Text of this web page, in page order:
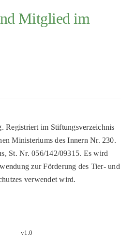
Mitglied im
Registriert im Stiftungsverzeichnis
Ministeriums des Innern Nr. 230.
St. Nr. 056/142/09315. Es wird
zur Förderung des Tier- und
verwendet wird.
v1.0